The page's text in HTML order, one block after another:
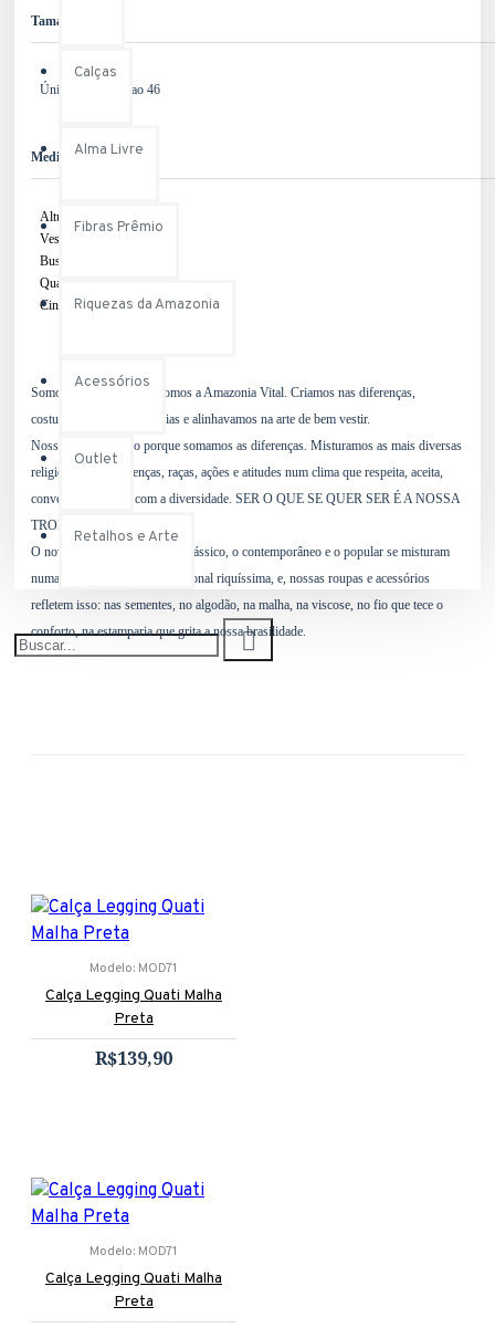
Calças
Alma Livre
Fibras Prêmio
Riquezas da Amazonia
Acessórios
Outlet
Retalhos e Arte
Tamanhos
Único - Veste 38 ao 46
Medidas da Modelo
Altura: 1,68m
Veste: 38
Busto: 91 cm
Quadril: 98 cm
Cintura: 72 cm
Somos a cara do Brasil, somos a Amazonia Vital. Criamos nas diferenças,
costuramos nas divergências e alinhavamos na arte de bem vestir.
Nosso Brasil é único porque somamos as diferenças. Misturamos as mais diversas
religiões, credos, crenças, raças, ações e atitudes num clima que respeita, aceita,
converge e convive com a diversidade. SER O QUE SE QUER SER É A NOSSA
TROPICALIDADE.
O novo, o velho, o rústico, o clássico, o contemporâneo e o popular se misturam
numa linguagem física e emocional riquíssima, e, nossas roupas e acessórios
refletem isso: nas sementes, no algodão, na malha, na viscose, no fio que tece o
conforto, na estamparia que grita a nossa brasilidade.
Modelo: MOD71
Calça Legging Quati Malha
Preta
R$139,90
Modelo: MOD71
Calça Legging Quati Malha
Preta